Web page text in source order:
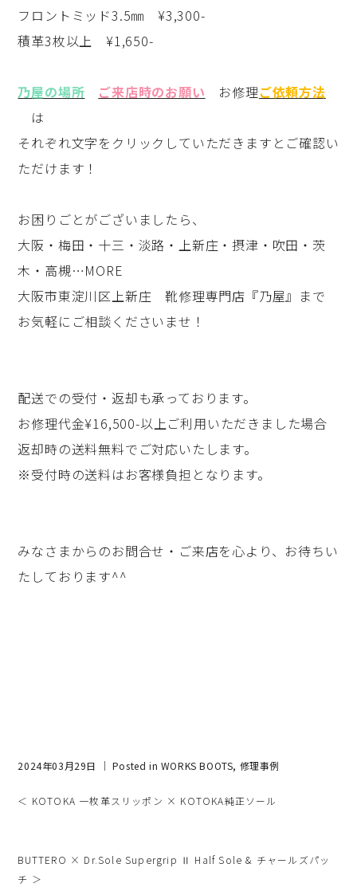
フロントミッド3.5㎜ ¥3,300-
積革3枚以上 ¥1,650-
乃屋の場所 ご来店時のお願い お修理ご依頼方法
は
それぞれ文字をクリックしていただきますとご確認い
ただけます！
お困りごとがございましたら、
大阪・梅田・十三・淡路・上新庄・摂津・吹田・茨
木・高槻…MORE
大阪市東淀川区上新庄 靴修理専門店『乃屋』まで
お気軽にご相談くださいませ！
配送での受付・返却も承っております。
お修理代金¥16,500-以上ご利用いただきました場合
返却時の送料無料でご対応いたします。
※受付時の送料はお客様負担となります。
みなさまからのお問合せ・ご来店を心より、お待ちい
たしております^^
2024年03月29日 ｜ Posted in WORKS BOOTS, 修理事例
＜ KOTOKA 一枚革スリッポン × KOTOKA純正ソール
BUTTERO × Dr.Sole Supergrip Ⅱ Half Sole & チャールズパッ
チ ＞